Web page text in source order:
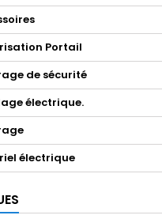
Portail
de sécurité
électrique.
électrique